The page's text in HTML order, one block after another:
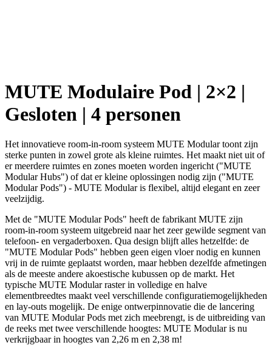
MUTE Modulaire Pod | 2×2 |
Gesloten | 4 personen
Het innovatieve room-in-room systeem MUTE Modular toont zijn
sterke punten in zowel grote als kleine ruimtes. Het maakt niet uit of
er meerdere ruimtes en zones moeten worden ingericht ("MUTE
Modular Hubs") of dat er kleine oplossingen nodig zijn ("MUTE
Modular Pods") - MUTE Modular is flexibel, altijd elegant en zeer
veelzijdig.
Met de "MUTE Modular Pods" heeft de fabrikant MUTE zijn
room-in-room systeem uitgebreid naar het zeer gewilde segment van
telefoon- en vergaderboxen. Qua design blijft alles hetzelfde: de
"MUTE Modular Pods" hebben geen eigen vloer nodig en kunnen
vrij in de ruimte geplaatst worden, maar hebben dezelfde afmetingen
als de meeste andere akoestische kubussen op de markt. Het
typische MUTE Modular raster in volledige en halve
elementbreedtes maakt veel verschillende configuratiemogelijkheden
en lay-outs mogelijk. De enige ontwerpinnovatie die de lancering
van MUTE Modular Pods met zich meebrengt, is de uitbreiding van
de reeks met twee verschillende hoogtes: MUTE Modular is nu
verkrijgbaar in hoogtes van 2,26 m en 2,38 m!